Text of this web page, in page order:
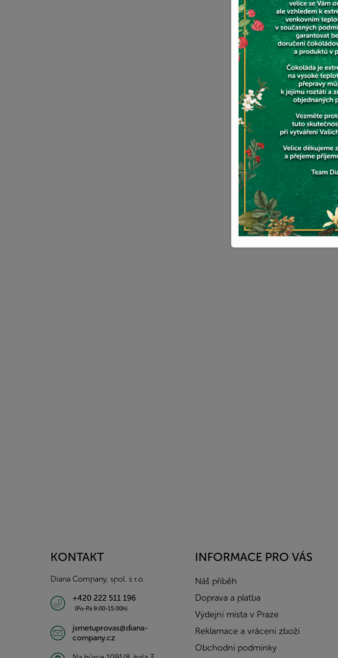
KONTAKT
Diana Company, spol. s r.o.
+420 222 511 196
(Po-Pá 9:00-15:00h)
jsmetuprovas@diana-
company.cz
INFORMACE PRO VÁS
Náš příběh
Doprava a platba
Výdejní místa v Praze
Reklamace a vrácení zboží
Obchodní podmínky